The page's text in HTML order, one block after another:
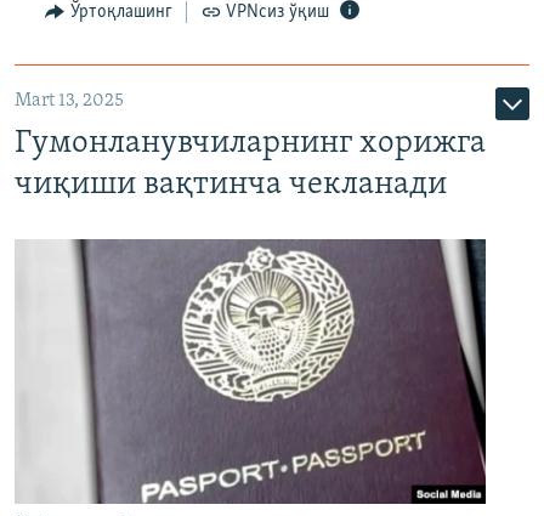
Ўртоқлашинг VPNсиз ўқиш
Mart 13, 2025
Гумонланувчиларнинг хорижга
чиқиши вақтинча чекланади